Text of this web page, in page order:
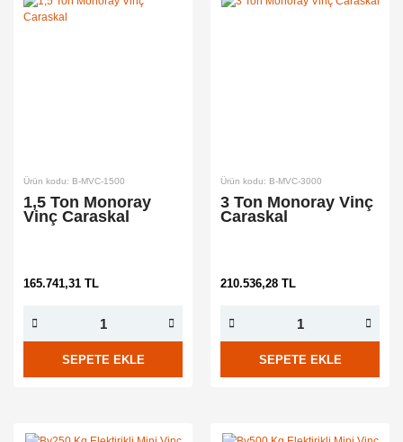
Ürün kodu: B-MVC-1500
1,5 Ton Monoray
Vinç Caraskal
165.741,31 TL
SEPETE EKLE
Ürün kodu: B-MVC-3000
3 Ton Monoray Vinç
Caraskal
210.536,28 TL
SEPETE EKLE